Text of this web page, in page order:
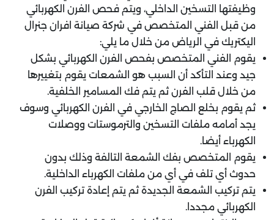
وظيفتها التسخين الداخلي، ويتم فحص الفرن الكهربائي
من قبل الفني المتخصص في شركة صيانة افران جنرال
اليكتريك في الرياض من خلال ما يلي:
يقوم الفني المتخصص بفحص الفرن الكهربائي بشكل
جيد وعند التأكد أن السبب هو الشمعات يقوم بتغييرها
من خلال قلب الفرن ثم يتم فك المسامير الخلفية.
ثم يقوم بخلع الصاج الخارجي في الفرن الكهربائي وسوف
يجد أمامه ملفات التسخين والترموستات ووصلات
الكهرباء أيضا.
يقوم المتخصص بفك الشمعة التالفة وذلك بدون
حدوث أي تلف في أي من ملفات الكهرباء الداخلية.
يتم تركيب الشمعة الجديدة ثم يتم إعادة تركيب الفرن
الكهربائي مجددا.